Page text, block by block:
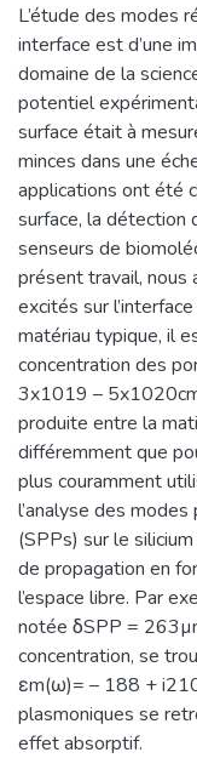
L’étude des modes
interface est d’une
domaine de la
potentiel
surface était à
minces dans une
applications ont été
surface, la détection
senseurs de
présent travail, nous
excités sur
matériau typique, il
concentration des
3x1019 –
produite entre la
différemment que
plus couramment
l’analyse des
(SPPs) sur le
de propagation en
l’espace libre. Par
notée δSPP =
concentration, se
εm(ω)= – 188 +
plasmoniques se
effet absorptif.